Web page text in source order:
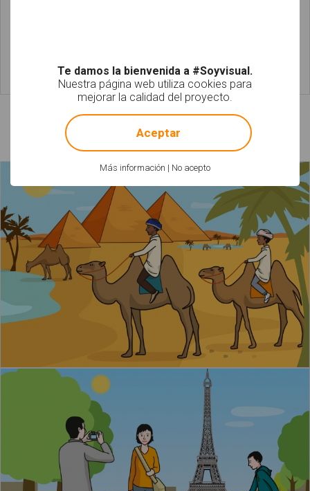
Leer más Leer más
Láminas relacionadas
Te damos la bienvenida a #Soyvisual.
Nuestra página web utiliza cookies para
mejorar la calidad del proyecto.
Más información | No acepto
! Not valid!
Aceptar